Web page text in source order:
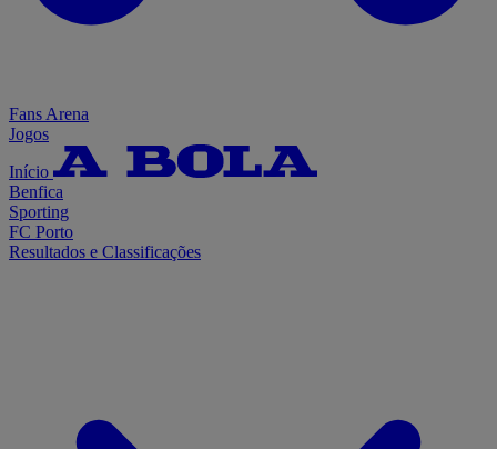
Fans Arena
Jogos
Início
Benfica
Sporting
FC Porto
Resultados e Classificações